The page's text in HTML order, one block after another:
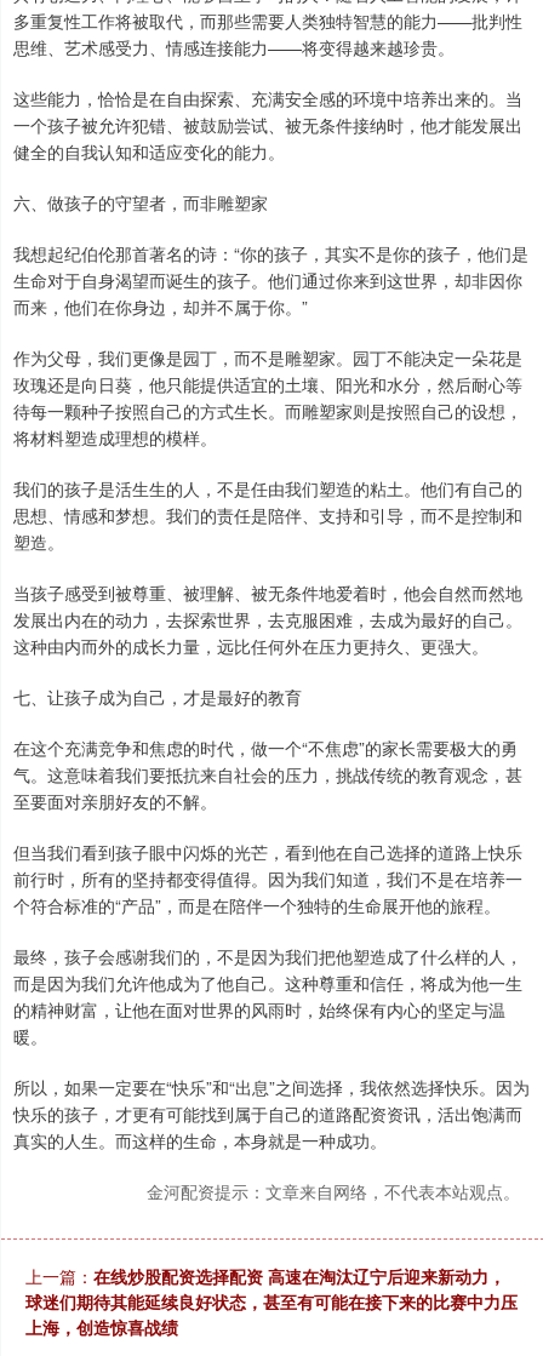
多重复性工作将被取代，而那些需要人类独特智慧的能力——批判性
思维、艺术感受力、情感连接能力——将变得越来越珍贵。
这些能力，恰恰是在自由探索、充满安全感的环境中培养出来的。当
一个孩子被允许犯错、被鼓励尝试、被无条件接纳时，他才能发展出
健全的自我认知和适应变化的能力。
六、做孩子的守望者，而非雕塑家
我想起纪伯伦那首著名的诗：“你的孩子，其实不是你的孩子，他们是
生命对于自身渴望而诞生的孩子。他们通过你来到这世界，却非因你
而来，他们在你身边，却并不属于你。”
作为父母，我们更像是园丁，而不是雕塑家。园丁不能决定一朵花是
玫瑰还是向日葵，他只能提供适宜的土壤、阳光和水分，然后耐心等
待每一颗种子按照自己的方式生长。而雕塑家则是按照自己的设想，
将材料塑造成理想的模样。
我们的孩子是活生生的人，不是任由我们塑造的粘土。他们有自己的
思想、情感和梦想。我们的责任是陪伴、支持和引导，而不是控制和
塑造。
当孩子感受到被尊重、被理解、被无条件地爱着时，他会自然而然地
发展出内在的动力，去探索世界，去克服困难，去成为最好的自己。
这种由内而外的成长力量，远比任何外在压力更持久、更强大。
七、让孩子成为自己，才是最好的教育
在这个充满竞争和焦虑的时代，做一个“不焦虑”的家长需要极大的勇
气。这意味着我们要抵抗来自社会的压力，挑战传统的教育观念，甚
至要面对亲朋好友的不解。
但当我们看到孩子眼中闪烁的光芒，看到他在自己选择的道路上快乐
前行时，所有的坚持都变得值得。因为我们知道，我们不是在培养一
个符合标准的“产品”，而是在陪伴一个独特的生命展开他的旅程。
最终，孩子会感谢我们的，不是因为我们把他塑造成了什么样的人，
而是因为我们允许他成为了他自己。这种尊重和信任，将成为他一生
的精神财富，让他在面对世界的风雨时，始终保有内心的坚定与温
暖。
所以，如果一定要在“快乐”和“出息”之间选择，我依然选择快乐。因为
快乐的孩子，才更有可能找到属于自己的道路配资资讯，活出饱满而
真实的人生。而这样的生命，本身就是一种成功。
金河配资提示：文章来自网络，不代表本站观点。
上一篇： 在线炒股配资选择配资 高速在淘汰辽宁后迎来新动力，
球迷们期待其能延续良好状态，甚至有可能在接下来的比赛中力压
上海，创造惊喜战绩